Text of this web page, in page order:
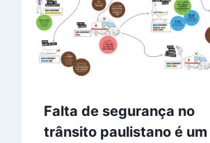
Falta de segurança no
trânsito paulistano é um